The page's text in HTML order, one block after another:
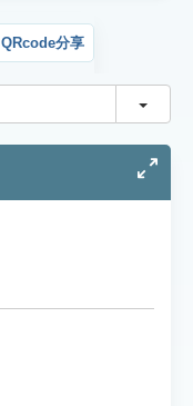
QRcode分享
切換